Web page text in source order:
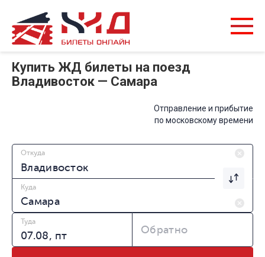
Купить ЖД билеты на поезд
Владивосток — Самара
Отправление и прибытие
по московскому времени
Откуда
Куда
Туда
Обратно